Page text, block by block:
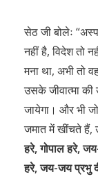
सेठ जी बोलेः
नहीं है, विदेश तो
मना था, अभी तो
उसके जीवात्मा की
जायेगा। और भी
जमात में खींचते हैं,
हरे, गोपाल हरे,
हरे, जय-जय प्रभु